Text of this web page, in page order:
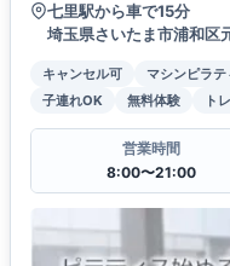
七里駅から車で15分
埼玉県さいたま市浦和区
キャンセル可 マシンピラテ
子連れOK
無料体験 ト
営業時間
8:00〜21:00